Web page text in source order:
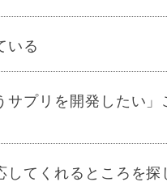
いる
サプリを開発したい」
してくれるところを探